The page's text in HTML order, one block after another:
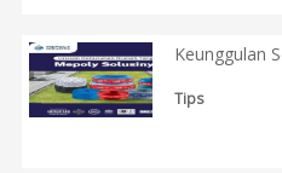
Keunggulan
Tips